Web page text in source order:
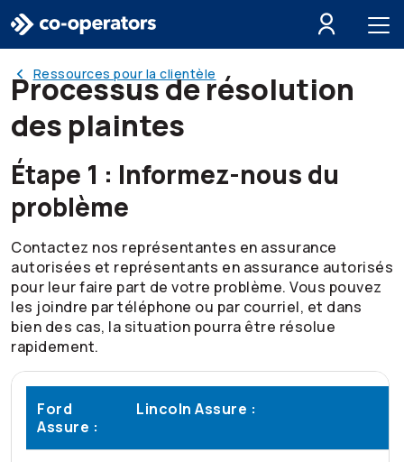
Passer à la recherche
Passer au menu principal
Passer au contenu principal
Passer au pied de page
Ressources pour la clientèle
Processus de résolution
des plaintes
Étape 1 : Informez-nous du
problème
Contactez nos représentantes en assurance
autorisées et représentants en assurance autorisés
pour leur faire part de votre problème. Vous pouvez
les joindre par téléphone ou par courriel, et dans
bien des cas, la situation pourra être résolue
rapidement.
Ford
Assure :
Lincoln Assure :